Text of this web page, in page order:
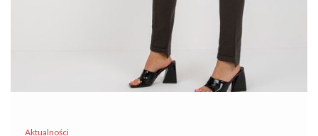
Aktualności